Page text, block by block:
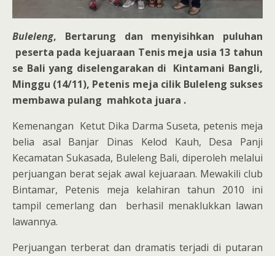
Buleleng, Bertarung dan menyisihkan puluhan
peserta pada kejuaraan Tenis meja usia 13 tahun
se Bali yang diselengarakan di Kintamani Bangli,
Minggu (14/11), Petenis meja cilik Buleleng sukses
membawa pulang mahkota juara .
Kemenangan Ketut Dika Darma Suseta, petenis meja
belia asal Banjar Dinas Kelod Kauh, Desa Panji
Kecamatan Sukasada, Buleleng Bali, diperoleh melalui
perjuangan berat sejak awal kejuaraan. Mewakili club
Bintamar, Petenis meja kelahiran tahun 2010 ini
tampil cemerlang dan berhasil menaklukkan lawan
lawannya.
Perjuangan terberat dan dramatis terjadi di putaran